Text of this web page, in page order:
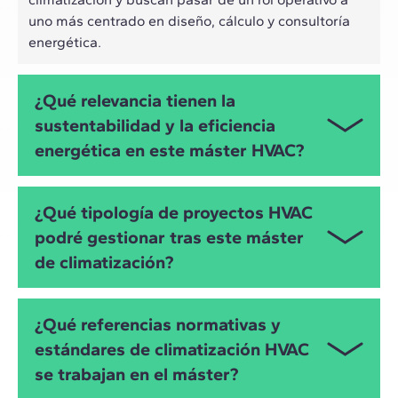
uno más centrado en diseño, cálculo y consultoría
energética.
¿Qué relevancia tienen la
sustentabilidad y la eficiencia
energética en este máster HVAC?
sustentabilidad representan el eje de este máster
en climatización. En torno a estos conceptos se
abordan el comportamiento energético de edificios,
del aire interior (IAQ), así como medidas de mejora
pasivas y activas para reducir consumos y
emisiones.
Durante el programa se abordan renovables en
¿Qué tipología de proyectos HVAC
podré gestionar tras este máster
de climatización?
climatización de diferentes tipologías:
Edificios residenciales (viviendas unifamiliares y
plurifamiliares)
¿Qué referencias normativas y
estándares de climatización HVAC
se trabajan en el máster?